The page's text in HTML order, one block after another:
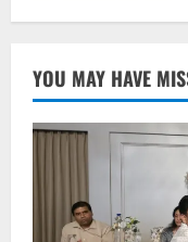
YOU MAY HAVE